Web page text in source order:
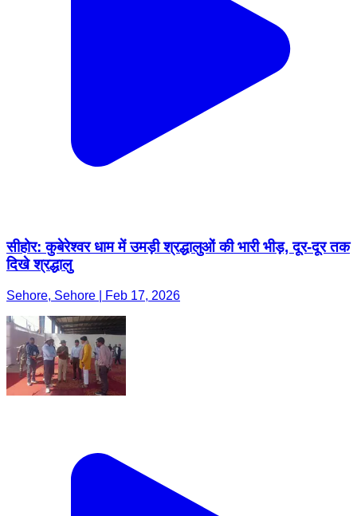
सीहोर: कुबेरेश्वर धाम में उमड़ी श्रद्धालुओं की भारी भीड़, दूर-दूर तक
दिखे श्रद्धालु
Sehore, Sehore | Feb 17, 2026